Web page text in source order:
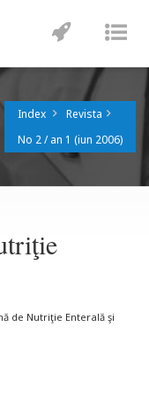
Index
Revista
No 2 / an 1 (iun 2006)
de Nutriţie Enterală şi